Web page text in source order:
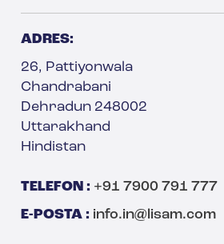
ADRES:
26, Pattiyonwala
Chandrabani
Dehradun 248002
Uttarakhand
Hindistan
TELEFON : +91 7900 791 777
E-POSTA : info.in@lisam.com